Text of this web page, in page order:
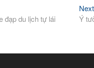
đạp du lịch tự lái
Next
Ý